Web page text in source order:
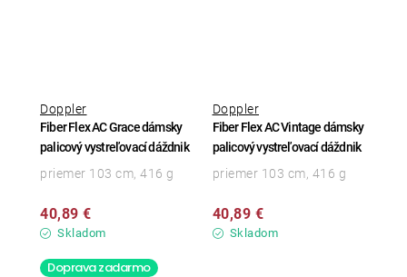
Fiber Flex AC Grace dámsky
palicový vystreľovací dáždnik
Doppler
Skladom
40,89 €
priemer 103 cm, 416 g
Fiber Flex AC Vintage dámsky
palicový vystreľovací dáždnik
Doppler
Skladom
40,89 €
priemer 103 cm, 416 g
Doprava zadarmo